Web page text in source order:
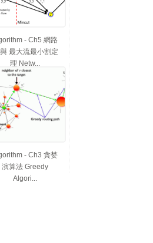
- Ch5 網路
最大流最小割定
理 Netw...
- Ch3 貪婪
演算法 Greedy
Algori...